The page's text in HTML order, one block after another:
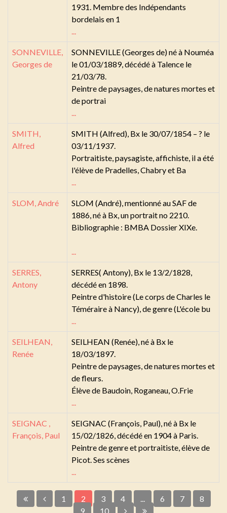
1931. Membre des Indépendants
bordelais en 1
SONNEVILLE,
Georges de
SONNEVILLE (Georges de) né à Nouméa
le 01/03/1889, décédé à Talence le
21/03/78.
Peintre de paysages, de natures mortes et
de portrai
SMITH,
Alfred
SMITH (Alfred), Bx le 30/07/1854 – ? le
03/11/1937.
Portraitiste, paysagiste, affichiste, il a été
l'élève de Pradelles, Chabry et Ba
SLOM, André
SLOM (André), mentionné au SAF de
1886, né à Bx, un portrait no 2210.
Bibliographie : BMBA Dossier XIXe.
SERRES,
Antony
SERRES( Antony), Bx le 13/2/1828,
décédé en 1898.
Peintre d'histoire (Le corps de Charles le
Téméraire à Nancy), de genre (L'école bu
SEILHEAN,
Renée
SEILHEAN (Renée), né à Bx le
18/03/1897.
Peintre de paysages, de natures mortes et
de fleurs.
Élève de Baudoin, Roganeau, O.Frie
SEIGNAC ,
François, Paul
SEIGNAC (François, Paul), né à Bx le
15/02/1826, décédé en 1904 à Paris.
Peintre de genre et portraitiste, élève de
Picot. Ses scènes
1 2 3 4 6 7
8
9
10